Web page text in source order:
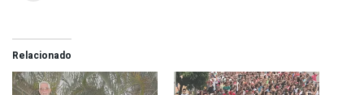
Relacionado